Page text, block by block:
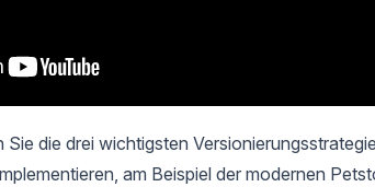
Sie die drei wichtigsten
am Beispiel der modernen